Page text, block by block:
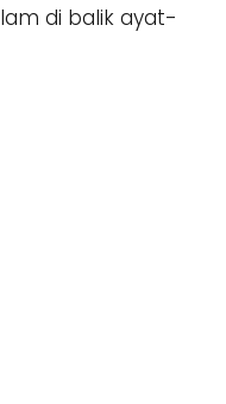
di balik ayat-